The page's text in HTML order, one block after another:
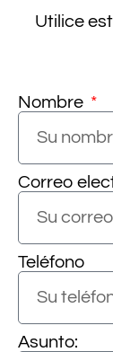
Utilice
Nombre
Correo
Teléfono
Asunto: